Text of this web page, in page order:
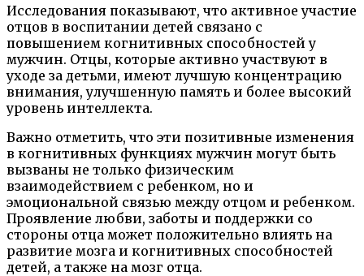
Исследования показывают, что активное участие
отцов в воспитании детей связано с
повышением когнитивных способностей у
мужчин. Отцы, которые активно участвуют в
уходе за детьми, имеют лучшую концентрацию
внимания, улучшенную память и более высокий
уровень интеллекта.
Важно отметить, что эти позитивные изменения
в когнитивных функциях мужчин могут быть
вызваны не только физическим
взаимодействием с ребенком, но и
эмоциональной связью между отцом и ребенком.
Проявление любви, заботы и поддержки со
стороны отца может положительно влиять на
развитие мозга и когнитивных способностей
детей, а также на мозг отца.